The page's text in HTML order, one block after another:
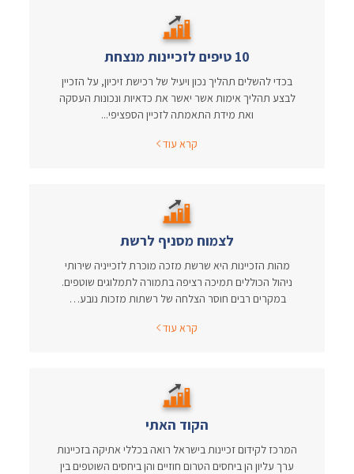
10 טיפים לזכיינות מנצחת
בכדי להשלים תהליך נכון ויעיל של רכישת זיכיון, על הזכיין
לבצע תהליך אימות אשר יאשר את כדאיות ונכונות העסקה
ואת מידת התאמתה לזכיין הספציפי...
קרא עוד
לצמוח מסניף לרשת
מהות הזכיינות היא שרשת מזכה מוכרת לזכייניה שירותי
ניהול הכוללים תמיכה רציפה בתמורה לתמלוגים שוטפים.
במקרים רבים חוסר הצלחה של רשתות מזכות נובע…
קרא עוד
הקוד האתי
המרכז לקידום זכיינות בישראל רואה בכללי אתיקה בזכיינות
ערך עליון הן ביחסים הטרום חוזיים והן ביחסים השוטפים בין